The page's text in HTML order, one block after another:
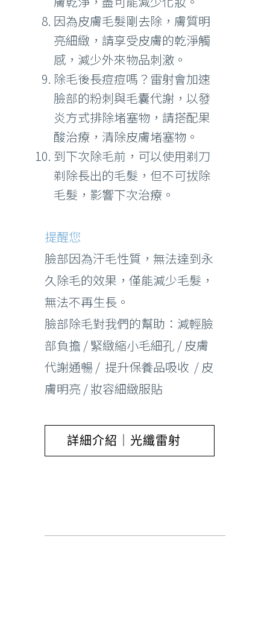
因為皮膚毛髮剛去除，膚質明
亮細緻，請享受皮膚的乾淨觸
感，減少外來物品刺激。
除毛後長痘痘嗎？雷射會加速
臉部的粉刺與毛囊代謝，以發
炎方式排除堵塞物，請搭配果
酸治療，清除皮膚堵塞物。
到下次除毛前，可以使用剃刀
剃除長出的毛髮，但不可拔除
毛髮，影響下次治療。
提醒您
臉部因為汗毛性質，無法達到永
久除毛的效果，僅能減少毛髮，
無法不再生長。
臉部除毛對我們的幫助：減輕臉
部負擔 / 緊緻縮小毛細孔 / 皮膚
代謝通暢 / 提升保養品吸收 / 皮
膚明亮 / 妝容細緻服貼
詳細介紹｜光纖雷射